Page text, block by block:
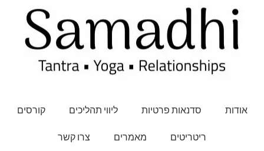
אודות סדנאות פרטיות ליווי תהליכים קורסים
ריטריטים מאמרים צרו קשר